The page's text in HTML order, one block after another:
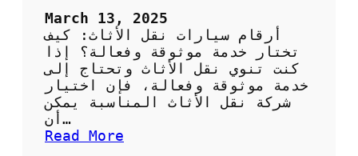
ا
ح
ت
ر
ا
March 13, 2025
أرقام سيارات نقل الأثاث: كيف
تختار خدمة موثوقة وفعالة؟ إذا
كنت تنوي نقل الأثاث وتحتاج إلى
خدمة موثوقة وفعالة، فإن اختيار
شركة نقل الأثاث المناسبة يمكن
أن…
Read More